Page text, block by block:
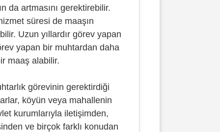
da artmasını gerektirebilir.
süresi de maaşın
Uzun yıllardır görev yapan
yapan bir muhtardan daha
maaş alabilir.
görevinin gerektirdiği
köyün veya mahallenin
kurumlarıyla iletişimden,
ve birçok farklı konudan